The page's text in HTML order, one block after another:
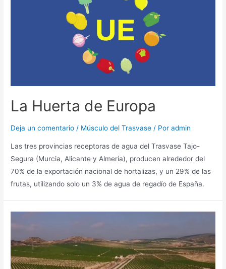
La Huerta de Europa
Deja un comentario / Músculo del Trasvase / Poradmin
Las tres provincias receptoras de agua del Trasvase Tajo-
Segura (Murcia, Alicante y Almería), producen alrededor del
70% de la exportación nacional de hortalizas, y un 29% de las
frutas, utilizando solo un 3% de agua de regadío de España.